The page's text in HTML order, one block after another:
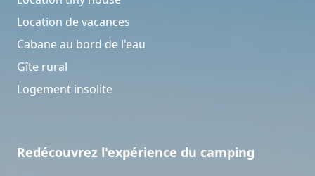
Location de vacances
Cabane au bord de l'eau
Gîte rural
Logement insolite
Redécouvrez l'expérience du camping